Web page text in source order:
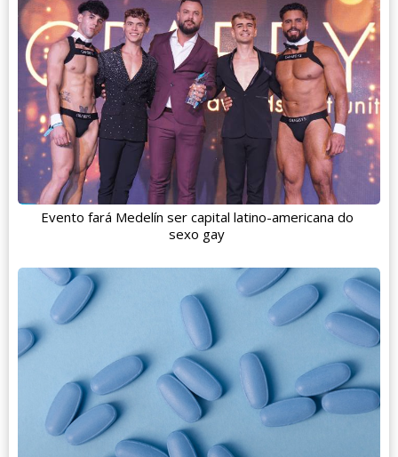
Evento fará Medelín ser capital latino-americana do
sexo gay